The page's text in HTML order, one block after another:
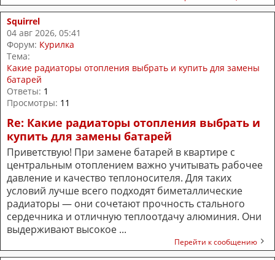
Squirrel
04 авг 2026, 05:41
Форум: Курилка
Тема:
Какие радиаторы отопления выбрать и купить для замены
батарей
Ответы: 1
Просмотры: 11
Re: Какие радиаторы отопления выбрать и
купить для замены батарей
Приветствую! При замене батарей в квартире с
центральным отоплением важно учитывать рабочее
давление и качество теплоносителя. Для таких
условий лучше всего подходят биметаллические
радиаторы — они сочетают прочность стального
сердечника и отличную теплоотдачу алюминия. Они
выдерживают высокое ...
Перейти к сообщению